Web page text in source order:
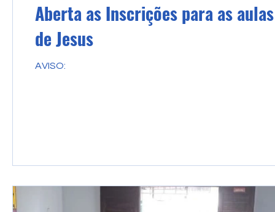
Aberta as Inscrições para as
de Jesus
AVISO: